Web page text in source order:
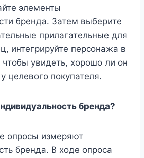
элементы
бренда. Затем выберите
прилагательные для
интегрируйте персонажа в
увидеть, хорошо ли он
целевого покупателя.
бренда?
опросы измеряют
бренда. В ходе опроса